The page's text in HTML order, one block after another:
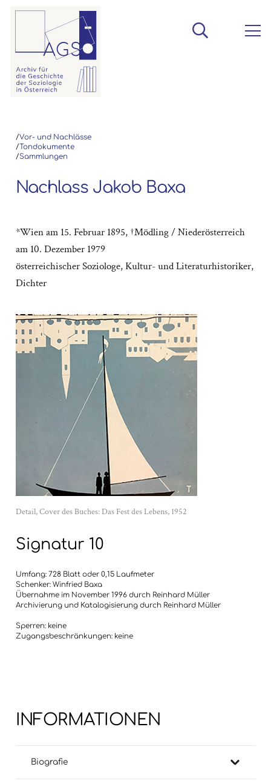
/Vor- und Nachlässe
/Tondokumente
/Sammlungen
Nachlass Jakob Baxa
*Wien am 15. Februar 1895, †Mödling / Niederösterreich
am 10. Dezember 1979
österreichischer Soziologe, Kultur- und Literaturhistoriker,
Dichter
Detail, Cover des Buches: Das Fest des Lebens, 1952
Signatur 10
Umfang: 728 Blatt oder 0,15 Laufmeter
Schenker: Winfried Baxa
Übernahme im November 1996 durch Reinhard Müller
Archivierung und Katalogisierung durch Reinhard Müller
Sperren: keine
Zugangsbeschränkungen: keine
INFORMATIONEN
Biografie